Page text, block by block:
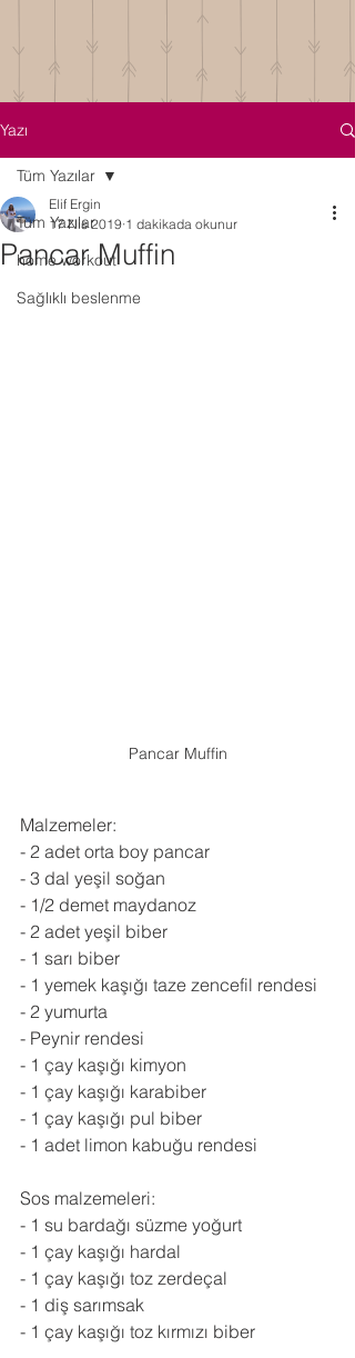
Yazı
Tüm Yazılar
home workout
Sağlıklı beslenme
Tüm Yazılar
Pancar Muffin
Elif Ergin
17 Nis 2019 1 dakikada okunur
Pancar Muffin
Malzemeler:
- 2 adet orta boy pancar
- 3 dal yeşil soğan
- 1/2 demet maydanoz
- 2 adet yeşil biber
- 1 sarı biber
- 1 yemek kaşığı taze zencefil rendesi
- 2 yumurta
- Peynir rendesi
- 1 çay kaşığı kimyon
- 1 çay kaşığı karabiber
- 1 çay kaşığı pul biber
- 1 adet limon kabuğu rendesi
Sos malzemeleri:
- 1 su bardağı süzme yoğurt
- 1 çay kaşığı hardal
- 1 çay kaşığı toz zerdeçal
- 1 diş sarımsak
- 1 çay kaşığı toz kırmızı biber